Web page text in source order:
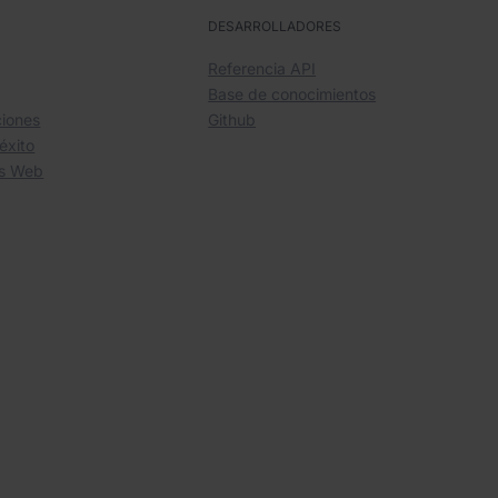
Web
DESARROLLADORES
Referencia API
Base de conocimientos
Github